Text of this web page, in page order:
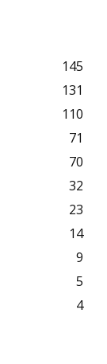
145
131
110
71
70
32
23
14
9
5
4